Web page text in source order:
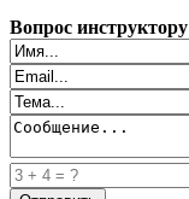
Вопрос инструктору